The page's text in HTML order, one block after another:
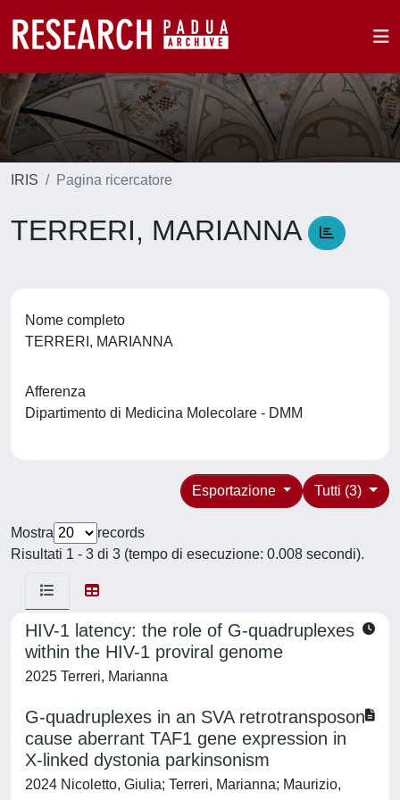
IRIS Pagina ricercatore
TERRERI, MARIANNA
Nome completo
TERRERI, MARIANNA
Afferenza
Dipartimento di Medicina Molecolare - DMM
Tutti (3)
Esportazione
Mostra
records
Risultati 1 - 3 di 3 (tempo di esecuzione: 0.008 secondi).
HIV-1 latency: the role of G-quadruplexes
within the HIV-1 proviral genome
2025 Terreri, Marianna
G-quadruplexes in an SVA retrotransposon
cause aberrant TAF1 gene expression in
X-linked dystonia parkinsonism
2024 Nicoletto, Giulia; Terreri, Marianna; Maurizio,